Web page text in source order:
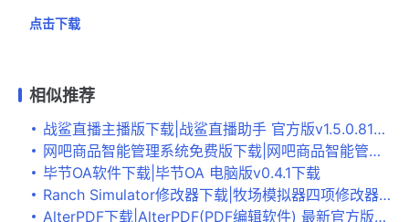
点击下载
相似推荐
战鲨直播主播版下载|战鲨直播助手 官方版v1.5.0.81下载
网吧商品智能管理系统免费版下载|网吧商品智能管理系统 最新版V6.4下载
毕节OA软件下载|毕节OA 电脑版v0.4.1下载
Ranch Simulator修改器下载|牧场模拟器四项修改器 下载
AlterPDF下载|AlterPDF(PDF编辑软件) 最新官方版v4.2下载